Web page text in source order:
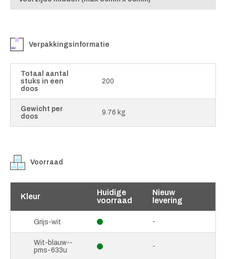
Verpakkingsinformatie
Totaal aantal
stuks in een
doos
200
Gewicht per
doos
9.76 kg
Voorraad
Kleur
Huidige
voorraad
Nieuw
levering
Grijs-wit -
Wit-blauw--
pms-633u
-